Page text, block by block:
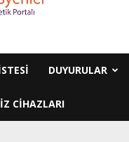
DUYURULAR
CIHAZLARI